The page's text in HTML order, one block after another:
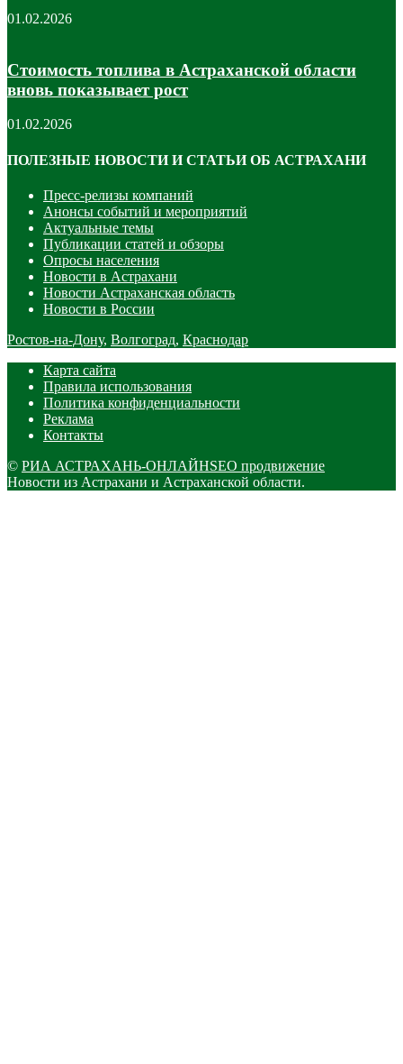
01.02.2026
Стоимость топлива в Астраханской области
вновь показывает рост
01.02.2026
ПОЛЕЗНЫЕ НОВОСТИ И СТАТЬИ ОБ АСТРАХАНИ
Пресс-релизы компаний
Анонсы событий и мероприятий
Актуальные темы
Публикации статей и обзоры
Опросы населения
Новости в Астрахани
Новости Астраханская область
Новости в России
Ростов-на-Дону, Волгоград, Краснодар
Карта сайта
Правила использования
Политика конфиденциальности
Реклама
Контакты
© РИА АСТРАХАНЬ-ОНЛАЙНSEO продвижение
Новости из Астрахани и Астраханской области.